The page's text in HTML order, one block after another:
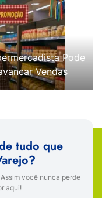
Pode
Vendas
tudo que
você nunca perde
aqui!